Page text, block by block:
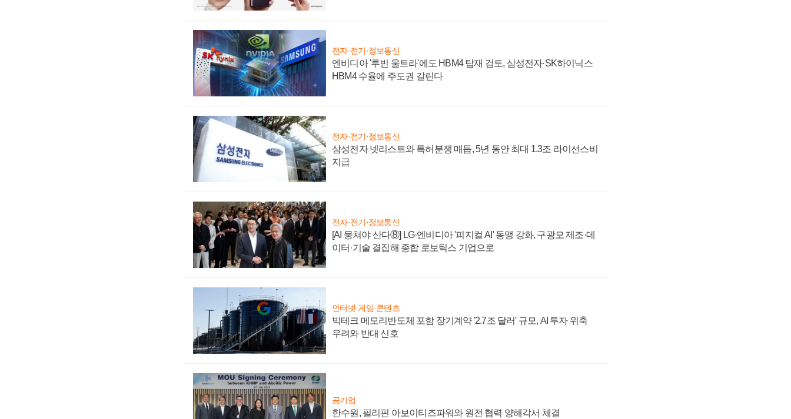
전자·전기·정보통신
엔비디아 '루빈 울트라'에도 HBM4 탑재 검토, 삼성전자·SK하이닉스
HBM4 수율에 주도권 갈린다
전자·전기·정보통신
삼성전자 넷리스트와 특허분쟁 매듭, 5년 동안 최대 1.3조 라이선스비
지급
전자·전기·정보통신
[AI 뭉쳐야 산다⑧] LG·엔비디아 '피지컬 AI' 동맹 강화, 구광모 제조·데
이터·기술 결집해 종합 로보틱스 기업으로
인터넷·게임·콘텐츠
빅테크 메모리반도체 포함 장기계약 '2.7조 달러' 규모, AI 투자 위축
우려와 반대 신호
공기업
한수원, 필리핀 아보이티즈파워와 원전 협력 양해각서 체결